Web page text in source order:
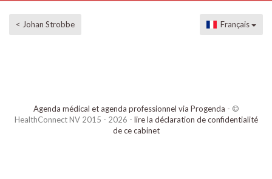
< Johan Strobbe Français
Agenda médical et agenda professionnel via Progenda - ©
HealthConnect NV 2015 - 2026 - lire la déclaration de confidentialité
de ce cabinet